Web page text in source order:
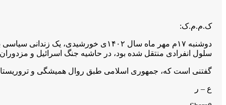
ک.م.م.ک:
سلول انفرادی منتقل شده بود، در حاشیه جنگ اسرائیل و
گفتنی است که، جمهوری اسلامی طبق ر‌وال همیشگی و
ع – ر